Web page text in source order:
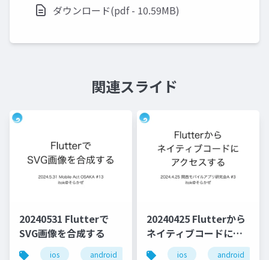
ダウンロード(pdf - 10.59MB)
関連スライド
20240531 Flutterで
SVG画像を合成する
ios android flutter
20240425 Flutterから
ネイティブコードにア
クセスする
ios android